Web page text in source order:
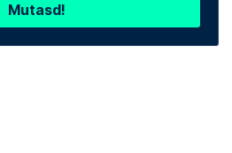
Mutasd!